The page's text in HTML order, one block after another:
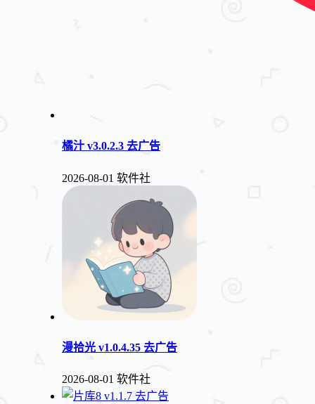
橘汁 v3.0.2.3 去广告
2026-08-01 软件社
漫拾光 v1.0.4.35 去广告
2026-08-01 软件社